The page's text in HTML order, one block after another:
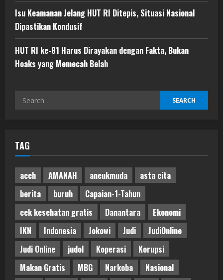
Isu Keamanan Jelang HUT RI Ditepis, Situasi Nasional
Dipastikan Kondusif
HUT RI ke-81 Harus Dirayakan dengan Fakta, Bukan
Hoaks yang Memecah Belah
Search
TAG
aceh AMANAH aneukmuda
asta cita
berita
buruh
Capaian-1-Tahun
cek kesehatan gratis
Danantara
Ekonomi
IKN
Indonesia Jokowi Judi
JudiOnline
Judi Online
judol Koperasi
Korupsi
Makan Gratis
MBG Narkoba
Nasional